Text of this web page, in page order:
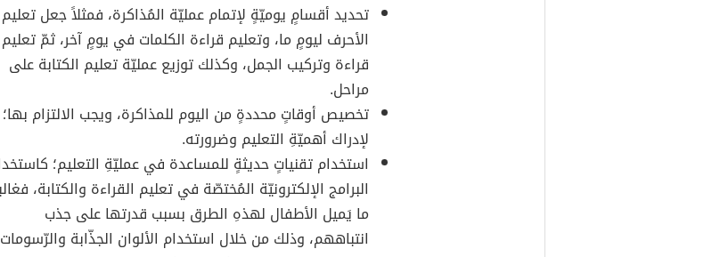
تحديد أقسامٍ يوميّةٍ لإتمام عمليّة المُذاكرة، فمثلاً جعل تعليم
الأحرف ليومٍ ما، وتعليم قراءة الكلمات في يومٍ آخر، ثمّ تعليم
قراءة وتركيب الجمل، وكذلك توزيع عمليّة تعليم الكتابة على
مراحل.
تخصيص أوقاتٍ محددةٍ من اليوم للمذاكرة، ويجب الالتزام بها؛
لإدراك أهميّةِ التعليم وضرورته.
استخدام تقنياتٍ حديثةٍ للمساعدة في عمليّةِ التعليم؛
البرامج الإلكترونيّة المُختصّة في تعليم القراءة والكتابة،
ما يَميل الأطفال لهذهِ الطرق بسبب قدرتها على جذب
انتباههم، وذلك من خلال استخدام الألوان الجذّابة والرّسومات